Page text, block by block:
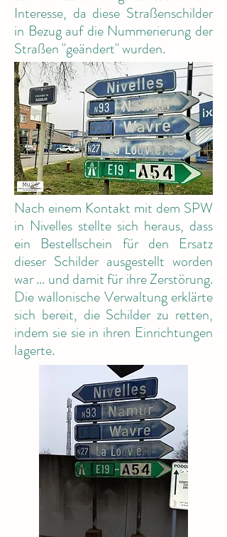
Interesse, da diese Straßenschilder
in Bezug auf die Nummerierung der
Straßen "geändert" wurden.
Nach einem Kontakt mit dem SPW
in Nivelles stellte sich heraus, dass
ein Bestellschein für den Ersatz
dieser Schilder ausgestellt worden
war ... und damit für ihre Zerstörung.
Die wallonische Verwaltung erklärte
sich bereit, die Schilder zu retten,
indem sie sie in ihren Einrichtungen
lagerte.